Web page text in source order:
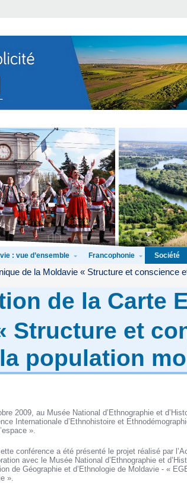
: vue d’ensemble Francophonie Société
de la Moldavie « Structure et conscience
de la Carte
Structure et
population
2009, au Musée National d’Ethnographie et
Internationale d’Ethnohistoire et
».
conférence a été présenté le projet réalisé par
avec le Musée National d’Ethnographie et
de Géographie et d’Ethnologie de Moldavie - «
».